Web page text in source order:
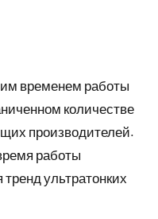
временем работы
количестве
производителей.
работы
ультратонких